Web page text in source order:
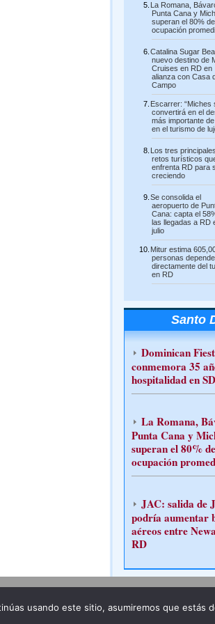
La Romana,
Punta Cana y
superan el 80% de
ocupación
Catalina Sugar
nuevo destino de
Cruises en RD en
alianza con Casa
Campo
Escarrer: “Miches
convertirá en el
más importante
en el turismo de
Los tres principales
retos turísticos
enfrenta RD para
creciendo
Se consolida el
aeropuerto de
Cana: capta el
las llegadas a RD
julio
Mitur estima
personas
directamente del
en RD
Santo
Dominican
conmemora 35
hospitalidad en SD
La Romana,
Punta Cana y
superan el 80% de
ocupación
JAC: salida de
podría aumentar
aéreos entre
RD
usando este sitio, asumiremos que estás